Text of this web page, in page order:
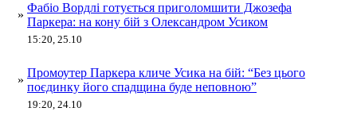
»
Фабіо Вордлі готується приголомшити Джозефа
Паркера: на кону бій з Олександром Усиком
15:20, 25.10
»
Промоутер Паркерa кличе Усика на бій: “Без цього
поєдинку його спадщина буде неповною”
19:20, 24.10